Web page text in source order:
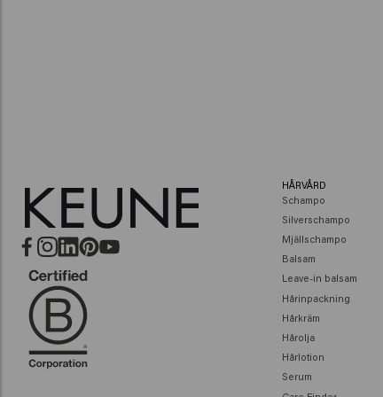
HÅRVÅRD
Schampo
Silverschampo
Mjällschampo
Balsam
Leave-in balsam
Hårinpackning
Hårkräm
Hårolja
Hårlotion
Serum